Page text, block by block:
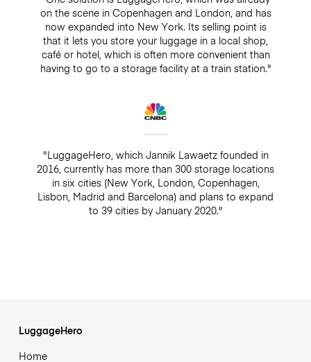
on the scene in Copenhagen and London, and has
now expanded into New York. Its selling point is
that it lets you store your luggage in a local shop,
café or hotel, which is often more convenient than
having to go to a storage facility at a train station."
"LuggageHero, which Jannik Lawaetz founded in
2016, currently has more than 300 storage locations
in six cities (New York, London, Copenhagen,
Lisbon, Madrid and Barcelona) and plans to expand
to 39 cities by January 2020."
LuggageHero
Home